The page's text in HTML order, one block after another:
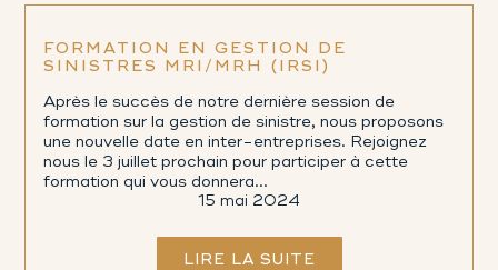
FORMATION EN GESTION DE
SINISTRES MRI/MRH (IRSI)
Après le succès de notre dernière session de
formation sur la gestion de sinistre, nous proposons
une nouvelle date en inter-entreprises. Rejoignez
nous le 3 juillet prochain pour participer à cette
formation qui vous donnera...
15 mai 2024
LIRE LA SUITE